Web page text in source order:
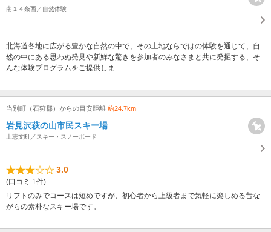
南１４条西／自然体験
北海道各地に広がる豊かな自然の中で、その土地ならではの体験を通じて、自
然の中にある思わぬ発見や新鮮な驚きを参加者のみなさまと共に発掘する、そ
んな体験プログラムをご提供しま...
当別町（石狩郡）からの目安距離 約24.7km
岩見沢萩の山市民スキー場
上志文町／スキー・スノーボード
3.0
(口コミ 1件)
リフトのみでコースは短めですが、初心者から上級者まで気軽に楽しめる昔な
がらの素朴なスキー場です。